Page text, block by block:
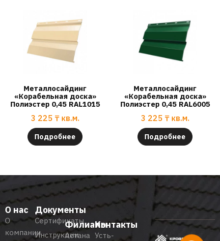
Металлосайдинг
«Корабельная доска»
Полиэстер 0,45 RAL1015
3 225 ₸ кв.м.
Подробнее
Металлосайдинг
«Корабельная доска»
Полиэстер 0,45 RAL6005
3 225 ₸ кв.м.
Подробнее
О нас
О
компании
Документы
Сертификаты
Инструкции
Филиалы
Астана
Контакты
Усть-